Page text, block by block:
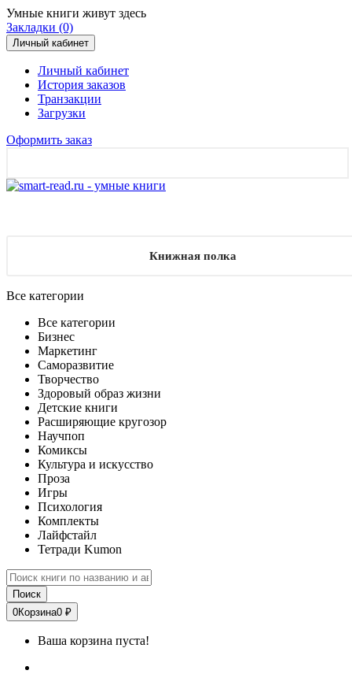
Умные книги живут здесь
Закладки (0)
Личный кабинет
Личный кабинет
История заказов
Транзакции
Загрузки
Оформить заказ
Книжная полка
Все категории
Все категории
Бизнес
Маркетинг
Саморазвитие
Творчество
Здоровый образ жизни
Детские книги
Расширяющие кругозор
Научпоп
Комиксы
Культура и искусство
Проза
Игры
Психология
Комплекты
Лайфстайл
Тетради Kumon
Поиск
0Корзина0 ₽
Ваша корзина пуста!